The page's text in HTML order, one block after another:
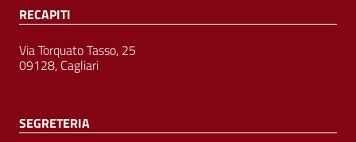
RECAPITI
Via Torquato Tasso, 25
09128, Cagliari
SEGRETERIA